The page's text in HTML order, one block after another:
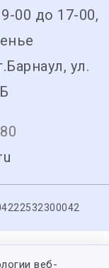
00 до 17-00,
ул.
веб-